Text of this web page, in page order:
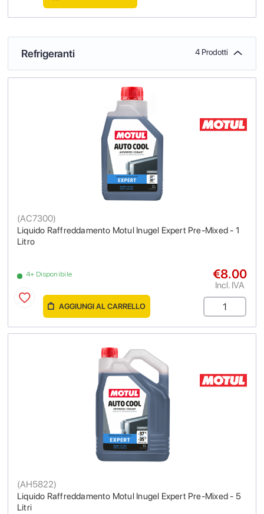
Refrigeranti 4 Prodotti
Liquido Raffreddamento Motul Inugel Expert Pre-Mixed - 1
Litro
(AC7300)
4+ Disponibile €8.00
Incl. IVA
AGGIUNGI AL CARRELLO
Liquido Raffreddamento Motul Inugel Expert Pre-Mixed - 5
Litri
(AH5822)